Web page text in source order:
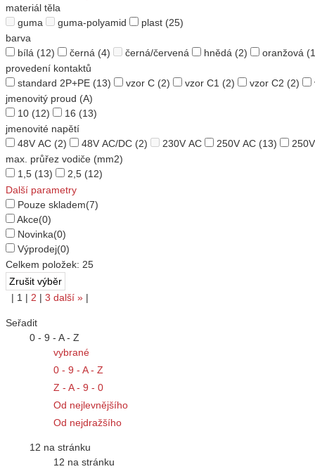
materiál těla
guma
guma-polyamid plast (25)
barva
bílá (12) černá (4) černá/červená hnědá (2) oranžová
provedení kontaktů
standard 2P+PE (13) vzor C (2) vzor C1 (2) vzor C2 (2)
jmenovitý proud (A)
10 (12) 16 (13)
jmenovité napětí
48V AC (2) 48V AC/DC (2) 230V AC 250V AC (13)
max. průřez vodiče (mm2)
1,5 (13) 2,5 (12)
Další parametry
Pouze skladem(7)
Akce(0)
Novinka(0)
Výprodej(0)
Celkem položek: 25
| 1 | 2 | 3 další » |
Seřadit
0 - 9 - A - Z
vybrané
0 - 9 - A - Z
Z - A - 9 - 0
Od nejlevnějšího
Od nejdražšího
12 na stránku
12 na stránku